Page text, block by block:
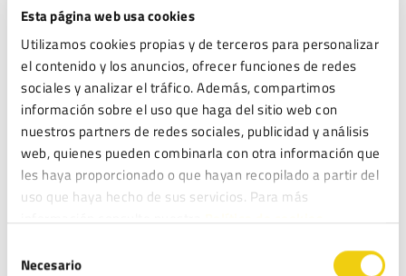
Esta página web usa cookies
Utilizamos cookies propias y de terceros para personalizar
el contenido y los anuncios, ofrecer funciones de redes
sociales y analizar el tráfico. Además, compartimos
información sobre el uso que haga del sitio web con
nuestros partners de redes sociales, publicidad y análisis
web, quienes pueden combinarla con otra información que
les haya proporcionado o que hayan recopilado a partir del
uso que haya hecho de sus servicios. Para más
información consulte nuestraPolítica de cookies.
Necesario
He leído y acepto laPolítica de privacidad
ENTRADAS RECIENTES
Fundación Aspacia obtiene el ENS en categoría MEDIA: ciberseguridad
para proteger su misión social
Inteligencia Artificial en la organización: de la norma a la acción
ISO 27001: La guía para implementar un SGSI y proteger la información